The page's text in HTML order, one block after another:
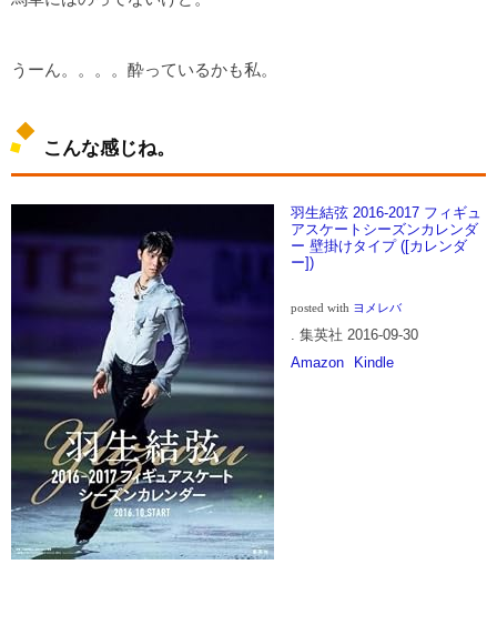
うーん。。。。酔っているかも私。
こんな感じね。
羽生結弦 2016-2017 フィギュ
アスケートシーズンカレンダ
ー 壁掛けタイプ ([カレンダ
ー])
posted with ヨメレバ
. 集英社 2016-09-30
Amazon
Kindle